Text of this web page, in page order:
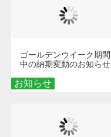
お知らせ
ゴールデンウイーク期間
中の納期変動のお知らせ